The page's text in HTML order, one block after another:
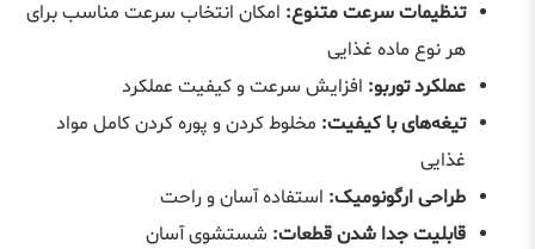
تنظیمات سرعت متنوع: امکان انتخاب سرعت مناسب برای
هر نوع ماده غذایی
عملکرد توربو: افزایش سرعت و کیفیت عملکرد
تیغه‌های با کیفیت: مخلوط کردن و پوره کردن کامل مواد
غذایی
طراحی ارگونومیک: استفاده آسان و راحت
قابلیت جدا شدن قطعات: شستشوی آسان